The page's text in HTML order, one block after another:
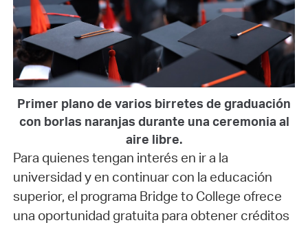
Primer plano de varios birretes de graduación
con borlas naranjas durante una ceremonia al
aire libre.
Para quienes tengan interés en ir a la
universidad y en continuar con la educación
superior, el programa Bridge to College ofrece
una oportunidad gratuita para obtener créditos